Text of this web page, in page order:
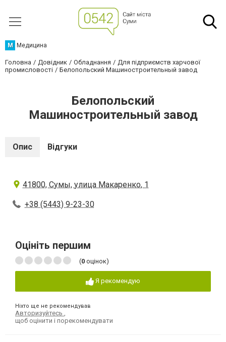
М Медицина
Головна Довідник Обладнання
Для підприємств харчової
промисловості
Белопольский Машиностроительный завод
Белопольский
Машиностроительный завод
Опис Відгуки
41800, Сумы, улица Макаренко, 1
+38 (5443) 9-23-30
Оцініть першим
(0 оцінок)
Я рекомендую
Ніхто ще не рекомендував
Авторизуйтесь
щоб оцінити і порекомендувати